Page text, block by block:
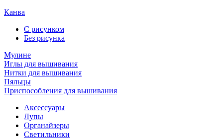
Канва
С рисунком
Без рисунка
Мулине
Иглы для вышивания
Нитки для вышивания
Пяльцы
Приспособления для вышивания
Аксессуары
Лупы
Органайзеры
Светильники